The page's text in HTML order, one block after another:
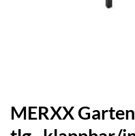
MERXX